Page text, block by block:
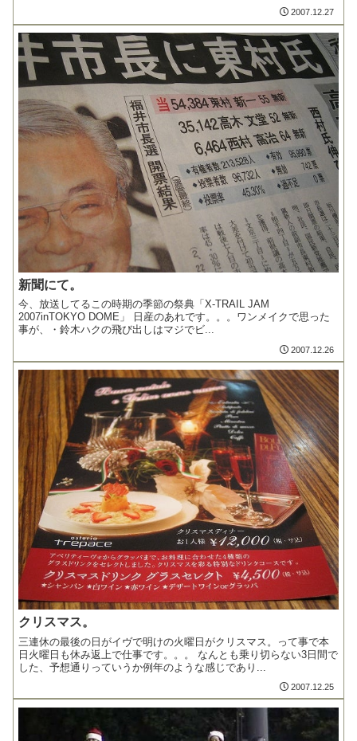
2007.12.27
新聞にて。
今、放送してるこの時期の季節の祭典「X-TRAIL JAM
2007inTOKYO DOME」 日産のあれです。。。ワンメイクで思った
事が、・鈴木ハクの飛び出しはマジでビ...
2007.12.26
クリスマス。
三連休の最後の日がイヴで明けの火曜日がクリスマス。って事で本
日火曜日も休み返上で仕事です。。。 なんとも乗り切らない3日間で
した、予想通りっていうか例年のような感じであり...
2007.12.25